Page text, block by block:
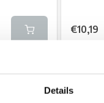
Details
€10,19